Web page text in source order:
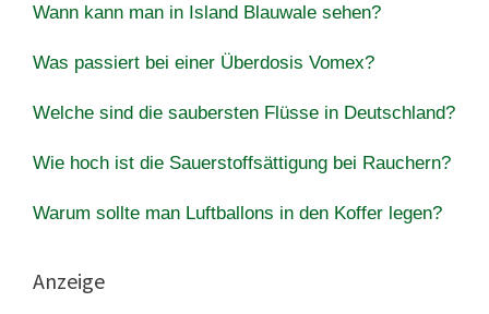
Wann kann man in Island Blauwale sehen?
Was passiert bei einer Überdosis Vomex?
Welche sind die saubersten Flüsse in Deutschland?
Wie hoch ist die Sauerstoffsättigung bei Rauchern?
Warum sollte man Luftballons in den Koffer legen?
Anzeige